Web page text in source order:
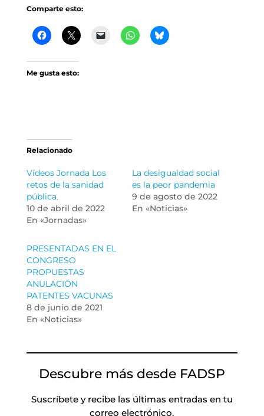
Comparte esto:
Me gusta esto:
Relacionado
Vídeos Jornada Los
retos de la sanidad
pública.
10 de abril de 2022
En «Jornadas»
La desigualdad social
es la peor pandemia
9 de agosto de 2022
En «Noticias»
PRESENTADAS EN EL
CONGRESO
PROPUESTAS
ANULACIÓN
PATENTES VACUNAS
8 de junio de 2021
En «Noticias»
Descubre más desde FADSP
Suscríbete y recibe las últimas entradas en tu
correo electrónico.